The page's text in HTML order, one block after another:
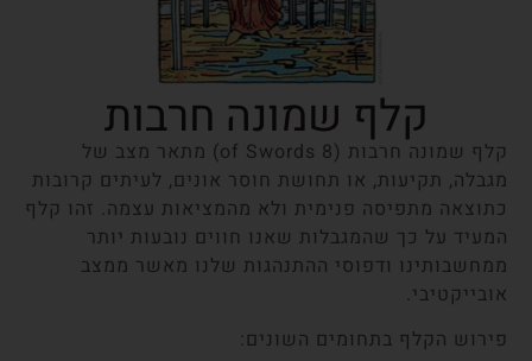
קלף שמונה חרבות
קלף שמונה חרבות (8 of Swords) מתאר מצב של
מגבלה, תקיעות, או תחושת חוסר אונים, לעיתים קרובות
כתוצאה מתפיסה פנימית ולא מהמציאות עצמה. זהו קלף
המעיד על כך שהמגבלות שאנו חווים נובעות יותר
ממחשבותינו ודפוסי ההתנהגות שלנו מאשר ממצב
אובייקטיבי.
פירוש הקלף בתחומים השונים: